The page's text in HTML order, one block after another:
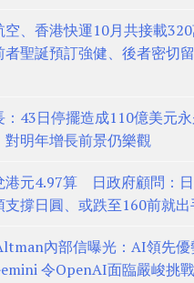
空、香港快運10月共接載320
聖誕預訂強健、後者密切
：43日停擺造成110億美元
明年增長前景仍樂觀
港元4.97算 日政府顧問：
支撐日圓、或跌至160前就出
內部信曝光：AI領先優
令OpenAI面臨嚴峻挑戰